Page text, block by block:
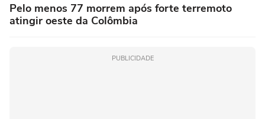
Pelo menos 77 morrem após forte terremoto
atingir oeste da Colômbia
PUBLICIDADE